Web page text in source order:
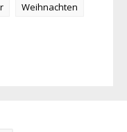
Weihnachten